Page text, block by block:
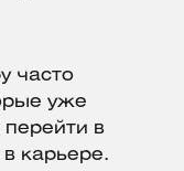
часто
уже
в
карьере.